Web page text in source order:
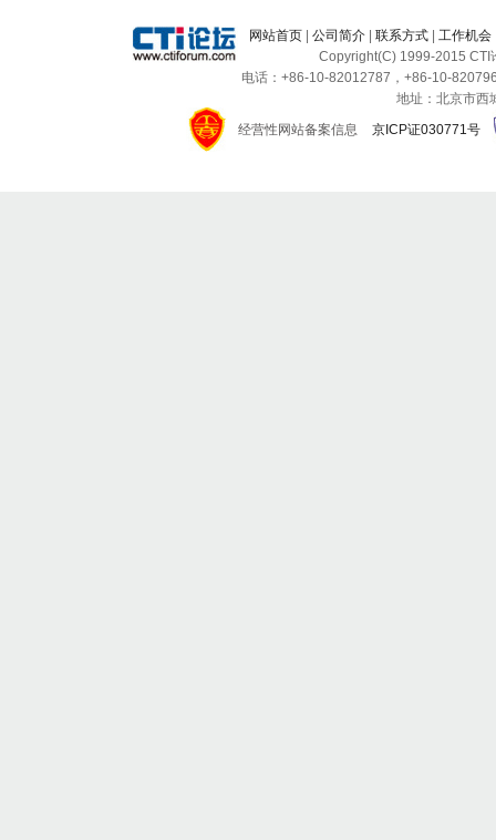
网站首页 公司简介 联系方式 工作机会
Copyright(C) 1999-2015 CTI
电话：+86-10-82012787，+86-10-
地址：北京市西
经营性网站备案信息
京ICP证030771号